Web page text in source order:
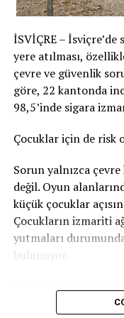
Savcılık, sanığın
aldığı sonucuna
Nötigung (zorlama)
96 gün
para cezasıverdi. Bu
Ancak adam
kaldığıiçin bu süre
geriye 24 günlük,
Bunun yanında800
verildi.
frank diğer
İSVİÇRE –
yere atılması,
çevre ve güvenlik
göre, 22 kantonda
98,5’inde sigara
Çocuklar için de risk
Sorun yalnızca
değil. Oyun
küçük çocuklar
Çocukların izmariti
yutmaları
bulunuyor.
izmariti sorununa